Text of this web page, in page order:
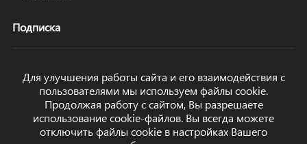
Подписка
ОТПРАВИТЬ
Для улучшения работы сайта и его взаимодействия с
пользователями мы используем файлы cookie.
Продолжая работу с сайтом, Вы разрешаете
использование cookie-файлов. Вы всегда можете
отключить файлы cookie в настройках Вашего